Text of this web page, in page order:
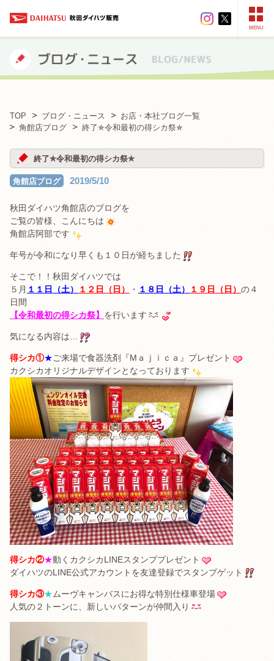
MENU
TOP ブログ・ニュース
お店・本社ブログ一覧
角館店ブログ
終了✯令和最初の得シカ祭✯
終了✯令和最初の得シカ祭✯
角館店ブログ 2019/5/10
秋田ダイハツ角館店のブログを
ご覧の皆様、こんにちは
角館店阿部です
年号が令和になり早くも１０日が経ちました
そこで！！秋田ダイハツでは
５月 １１日（土） １２日（日） ・ １８日（土） １９日（日） の４
日間
【令和最初の得シカ祭】 を行います
気になる内容は…
得シカ①★ご来場で食器洗剤『Mａｊｉｃａ』プレゼント
カクシカオリジナルデザインとなっております
得シカ②★動くカクシカLINEスタンププレゼント
ダイハツのLINE公式アカウントを友達登録でスタンプゲット
得シカ③★ ムーヴキャンバスにお得な特別仕様車登場
人気の２トーンに、新しいパターンが仲間入り